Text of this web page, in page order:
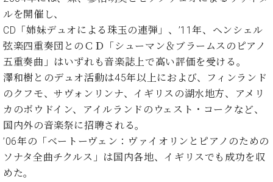
ナ
ル
W.
ホ
フ
マ
ン
ラ
社
：
八
王
子
・
技
術
業
セ
ン
タ
ー
ルを開催し、
CD「姉妹デュオによる珠玉の連弾」、’11年、ヘンシェル
弦楽四重奏団とのＣＤ「シューマン＆ブラームスのピアノ
五重奏曲」はいずれも音楽誌上で高い評価を受ける。
澤和樹とのデュオ活動は45年以上におよび、フィンランド
のクフモ、サヴォンリンナ、イギリスの湖水地方、アメリ
カのボウドイン、アイルランドのウェスト・コークなど、
国内外の音楽祭に招聘される。
’06年の「ベートーヴェン：ヴァイオリンとピアノのための
ソナタ全曲チクルス」は国内各地、イギリスでも成功を収
めた。